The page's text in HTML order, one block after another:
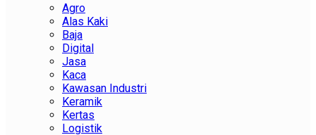
Agro
Alas Kaki
Baja
Digital
Jasa
Kaca
Kawasan Industri
Keramik
Kertas
Logistik